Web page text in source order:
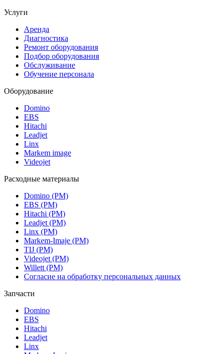
Услуги
Аренда
Диагностика
Ремонт оборудования
Подбор оборудования
Обслуживание
Обучение персонала
Оборудование
Domino
EBS
Hitachi
Leadjet
Linx
Markem image
Videojet
Расходные материалы
Domino (РМ)
EBS (РМ)
Hitachi (РМ)
Leadjet (РМ)
Linx (РМ)
Markem-Imaje (РМ)
TIJ (РМ)
Videojet (РМ)
Willett (РМ)
Согласие на обработку персональных данных
Запчасти
Domino
EBS
Hitachi
Leadjet
Linx